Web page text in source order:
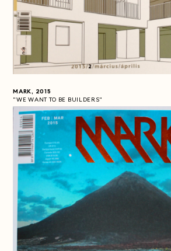
MARK, 2015
"WE WANT TO BE BUILDERS"